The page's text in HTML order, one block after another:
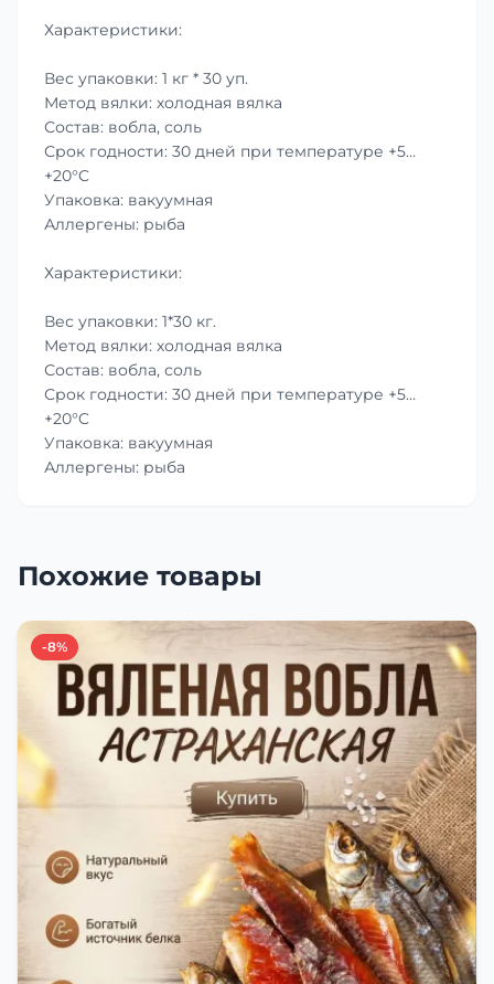
Характеристики:
Вес упаковки: 1 кг * 30 уп.
Метод вялки: холодная вялка
Состав: вобла, соль
Срок годности: 30 дней при температуре +5…
+20°C
Упаковка: вакуумная
Аллергены: рыба
Характеристики:
Вес упаковки: 1*30 кг.
Метод вялки: холодная вялка
Состав: вобла, соль
Срок годности: 30 дней при температуре +5…
+20°C
Упаковка: вакуумная
Аллергены: рыба
Похожие товары
-8%